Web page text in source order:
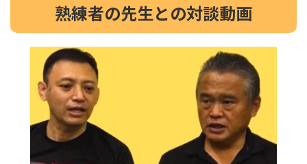
熟練者の先生との対談動画